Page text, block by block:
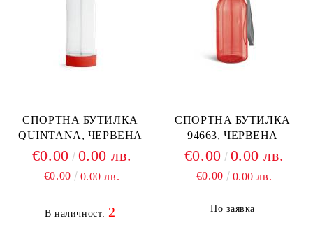
СПОРТНА БУТИЛКА
QUINTANA, ЧЕРВЕНА
€0.00 0.00 лв.
€0.00 0.00 лв.
В наличност:2
СПОРТНА БУТИЛКА
94663, ЧЕРВЕНА
€0.00 0.00 лв.
€0.00 0.00 лв.
По заявка